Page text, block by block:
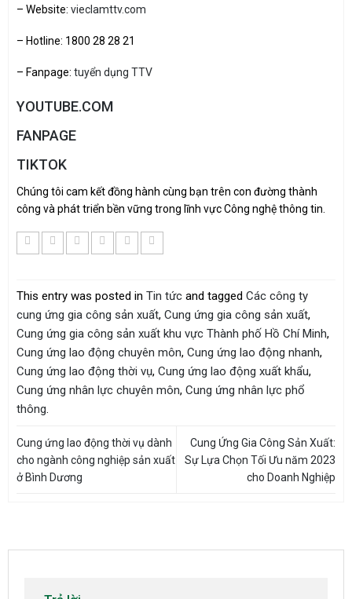
– Website: vieclamttv.com
– Hotline: 1800 28 28 21
– Fanpage: tuyển dụng TTV
YOUTUBE.COM
FANPAGE
TIKTOK
Chúng tôi cam kết đồng hành cùng bạn trên con đường thành
công và phát triển bền vững trong lĩnh vực Công nghệ thông tin.
This entry was posted in Tin tức and tagged Các công ty
cung ứng gia công sản xuất, Cung ứng gia công sản xuất,
Cung ứng gia công sản xuất khu vực Thành phố Hồ Chí Minh,
Cung ứng lao động chuyên môn, Cung ứng lao động nhanh,
Cung ứng lao động thời vụ, Cung ứng lao động xuất khẩu,
Cung ứng nhân lực chuyên môn, Cung ứng nhân lực phổ
thông.
Cung ứng lao động thời vụ dành
cho ngành công nghiệp sản xuất
ở Bình Dương
Cung Ứng Gia Công Sản Xuất:
Sự Lựa Chọn Tối Ưu năm 2023
cho Doanh Nghiệp